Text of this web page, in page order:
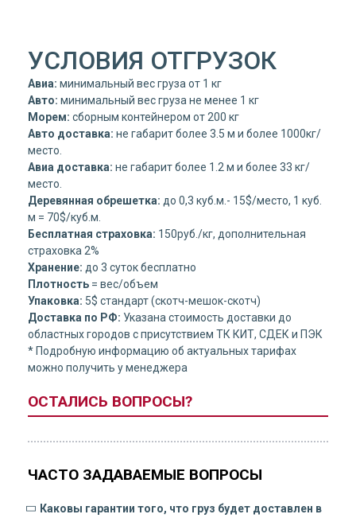
УСЛОВИЯ ОТГРУЗОК
Авиа: минимальный вес груза от 1 кг
Авто: минимальный вес груза не менее 1 кг
Морем: сборным контейнером от 200 кг
Авто доставка: не габарит более 3.5 м и более 1000кг/
место.
Авиа доставка: не габарит более 1.2 м и более 33 кг/
место.
Деревянная обрешетка: до 0,3 куб.м.- 15$/место, 1 куб.
м = 70$/куб.м.
Бесплатная страховка: 150руб./кг, дополнительная
страховка 2%
Хранение: до 3 суток бесплатно
Плотность = вес/объем
Упаковка: 5$ стандарт (скотч-мешок-скотч)
Доставка по РФ: Указана стоимость доставки до
областных городов с присутствием ТК КИТ, СДЕК и ПЭК
* Подробную информацию об актуальных тарифах
можно получить у менеджера
ОСТАЛИСЬ ВОПРОСЫ?
ЧАСТО ЗАДАВАЕМЫЕ ВОПРОСЫ
Каковы гарантии того, что груз будет доставлен в